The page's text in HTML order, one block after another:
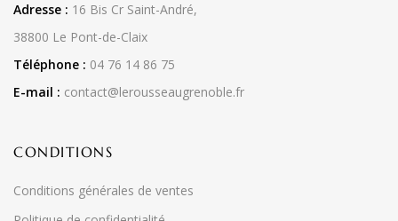
Adresse : 16 Bis Cr Saint-André,
38800 Le Pont-de-Claix
Téléphone : 04 76 14 86 75
E-mail : contact@lerousseaugrenoble.fr
CONDITIONS
Conditions générales de ventes